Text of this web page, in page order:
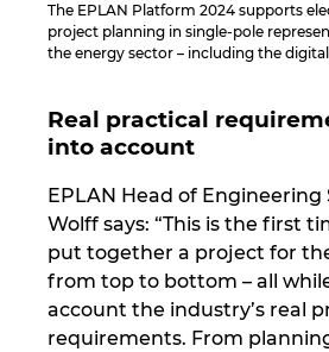
The EPLAN Platform 2024 supports
project planning in single-pole
the energy sector – including the
Real practical
into account
EPLAN Head of Engineering
Wolff says: “This is the first
put together a project for
from top to bottom – all
account the industry’s real
requirements. From